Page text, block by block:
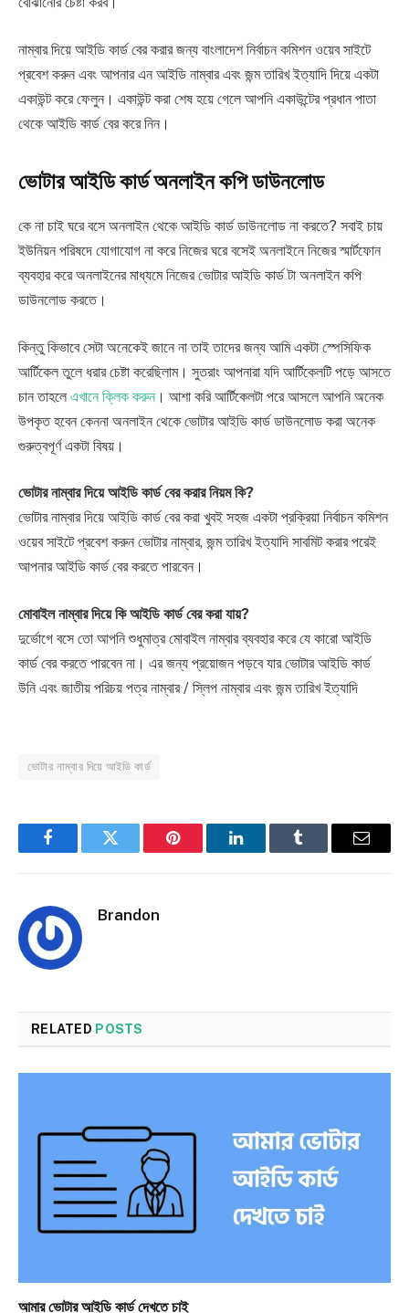
নাম্বার দিয়ে আইডি কার্ড বের করার জন্য বাংলাদেশ নির্বাচন কমিশন ওয়েব সাইটে
প্রবেশ করুন এবং আপনার এন আইডি নাম্বার এবং জন্ম তারিখ ইত্যাদি দিয়ে একটা
একাউন্ট করে ফেলুন। একাউন্ট করা শেষ হয়ে গেলে আপনি একাউন্টের প্রধান পাতা
থেকে আইডি কার্ড বের করে নিন।
ভোটার আইডি কার্ড অনলাইন কপি ডাউনলোড
কে না চাই ঘরে বসে অনলাইন থেকে আইডি কার্ড ডাউনলোড না করতে? সবাই চায়
ইউনিয়ন পরিষদে যোগাযোগ না করে নিজের ঘরে বসেই অনলাইনে নিজের স্মার্টফোন
ব্যবহার করে অনলাইনের মাধ্যমে নিজের ভোটার আইডি কার্ড টা অনলাইন কপি
ডাউনলোড করতে।
কিন্তু কিভাবে সেটা অনেকেই জানে না তাই তাদের জন্য আমি একটা স্পেসিফিক
আর্টিকেল তুলে ধরার চেষ্টা করেছিলাম। সুতরাং আপনারা যদি আর্টিকেলটি পড়ে আসতে
চান তাহলে এখানে ক্লিক করুন । আশা করি আর্টিকেলটা পরে আসলে আপনি অনেক
উপকৃত হবেন কেননা অনলাইন থেকে ভোটার আইডি কার্ড ডাউনলোড করা অনেক
গুরুত্বপূর্ণ একটা বিষয়।
ভোটার নাম্বার দিয়ে আইডি কার্ড বের করার নিয়ম কি?
ভোটার নাম্বার দিয়ে আইডি কার্ড বের করা খুবই সহজ একটা প্রক্রিয়া নির্বাচন কমিশন
ওয়েব সাইটে প্রবেশ করুন ভোটার নাম্বার, জন্ম তারিখ ইত্যাদি সাবমিট করার পরেই
আপনার আইডি কার্ড বের করতে পারবেন।
মোবাইল নাম্বার দিয়ে কি আইডি কার্ড বের করা যায়?
দুর্ভোগে বসে তো আপনি শুধুমাত্র মোবাইল নাম্বার ব্যবহার করে যে কারো আইডি
কার্ড বের করতে পারবেন না। এর জন্য প্রয়োজন পড়বে যার ভোটার আইডি কার্ড
উনি এবং জাতীয় পরিচয় পত্র নাম্বার / স্লিপ নাম্বার এবং জন্ম তারিখ ইত্যাদি
ভোটার নাম্বার দিয়ে আইডি কার্ড
FacebookTwitter Pinterest LinkedInTumblr Email
Brandon
RELATED POSTS
আমার ভোটার আইডি কার্ড দেখতে চাই